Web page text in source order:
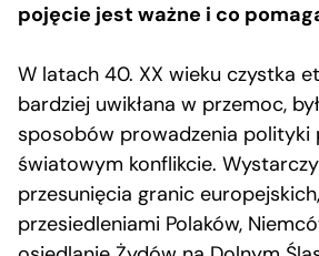
pojęcie jest ważne i co
W latach 40. XX wieku czystka
bardziej uwikłana w przemoc,
sposobów prowadzenia polityki
światowym konflikcie.
przesunięcia granic
przesiedleniami Polaków,